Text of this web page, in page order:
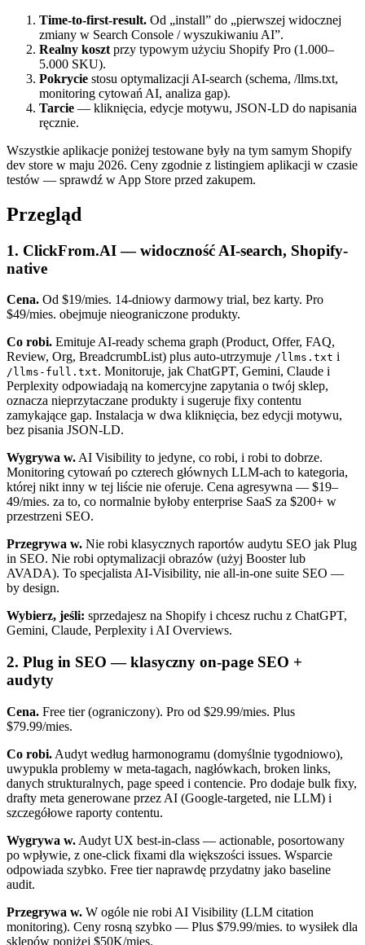
Time-to-first-result. Od „install” do „pierwszej widocznej
zmiany w Search Console / wyszukiwaniu AI”.
Realny koszt przy typowym użyciu Shopify Pro (1.000–
5.000 SKU).
Pokrycie stosu optymalizacji AI-search (schema, /llms.txt,
monitoring cytowań AI, analiza gap).
Tarcie — kliknięcia, edycje motywu, JSON-LD do napisania
ręcznie.
Wszystkie aplikacje poniżej testowane były na tym samym Shopify
dev store w maju 2026. Ceny zgodnie z listingiem aplikacji w czasie
testów — sprawdź w App Store przed zakupem.
Przegląd
1. ClickFrom.AI — widoczność AI-search, Shopify-
native
Cena. Od $19/mies. 14-dniowy darmowy trial, bez karty. Pro
$49/mies. obejmuje nieograniczone produkty.
Co robi. Emituje AI-ready schema graph (Product, Offer, FAQ,
Review, Org, BreadcrumbList) plus auto-utrzymuje /llms.txt i
/llms-full.txt. Monitoruje, jak ChatGPT, Gemini, Claude i
Perplexity odpowiadają na komercyjne zapytania o twój sklep,
oznacza nieprzytaczane produkty i sugeruje fixy contentu
zamykające gap. Instalacja w dwa kliknięcia, bez edycji motywu,
bez pisania JSON-LD.
Wygrywa w. AI Visibility to jedyne, co robi, i robi to dobrze.
Monitoring cytowań po czterech głównych LLM-ach to kategoria,
której nikt inny w tej liście nie oferuje. Cena agresywna — $19–
49/mies. za to, co normalnie byłoby enterprise SaaS za $200+ w
przestrzeni SEO.
Przegrywa w. Nie robi klasycznych raportów audytu SEO jak Plug
in SEO. Nie robi optymalizacji obrazów (użyj Booster lub
AVADA). To specjalista AI-Visibility, nie all-in-one suite SEO —
by design.
Wybierz, jeśli: sprzedajesz na Shopify i chcesz ruchu z ChatGPT,
Gemini, Claude, Perplexity i AI Overviews.
2. Plug in SEO — klasyczny on-page SEO +
audyty
Cena. Free tier (ograniczony). Pro od $29.99/mies. Plus
$79.99/mies.
Co robi. Audyt według harmonogramu (domyślnie tygodniowo),
uwypukla problemy w meta-tagach, nagłówkach, broken links,
danych strukturalnych, page speed i contencie. Pro dodaje bulk fixy,
drafty meta generowane przez AI (Google-targeted, nie LLM) i
szczegółowe raporty contentu.
Wygrywa w. Audyt UX best-in-class — actionable, posortowany
po wpływie, z one-click fixami dla większości issues. Wsparcie
odpowiada szybko. Free tier naprawdę przydatny jako baseline
audit.
Przegrywa w. W ogóle nie robi AI Visibility (LLM citation
monitoring). Ceny rosną szybko — Plus $79.99/mies. to wysiłek dla
sklepów poniżej $50K/mies.